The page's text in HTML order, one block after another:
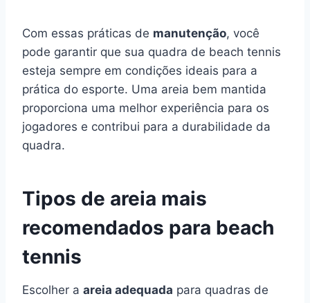
Com essas práticas de manutenção, você
pode garantir que sua quadra de beach tennis
esteja sempre em condições ideais para a
prática do esporte. Uma areia bem mantida
proporciona uma melhor experiência para os
jogadores e contribui para a durabilidade da
quadra.
Tipos de areia mais
recomendados para beach
tennis
Escolher a areia adequada para quadras de